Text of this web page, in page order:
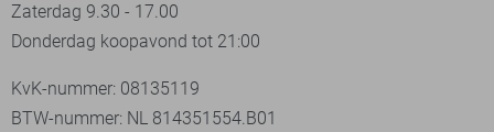
Zaterdag 9.30 - 17.00
Donderdag koopavond tot 21:00
KvK-nummer: 08135119
BTW-nummer: NL 814351554.B01